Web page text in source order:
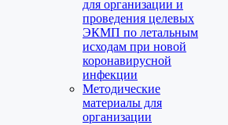
для организации и
проведения целевых
ЭКМП по летальным
исходам при новой
коронавирусной
инфекции
Методические
материалы для
организации